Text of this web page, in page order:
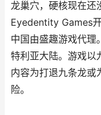
龙巢穴，硬核现在还
Eyedentity Games
中国由盛趣游戏代理
特利亚大陆。游戏以
内容为打退九条龙或
险。